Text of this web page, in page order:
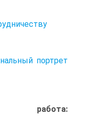
портрет
работа: